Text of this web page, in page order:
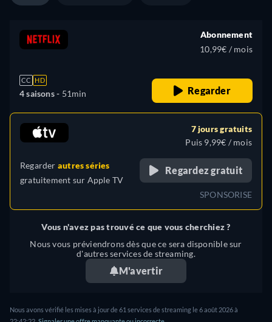
CC HD
4 saisons - 51min
Abonnement
10,99€ / mois
Regarder
Regarder autres séries
gratuitement sur Apple TV
7 jours gratuits
Puis 9,99€ / mois
Regardez gratuit
SPONSORISE
Vous n'avez pas trouvé ce que vous cherchiez ?
Nous vous préviendrons dès que ce sera disponible sur
d'autres services de streaming.
M'avertir
Nous avons vérifié les mises à jour de 61 services de streaming le 6 août 2026 à